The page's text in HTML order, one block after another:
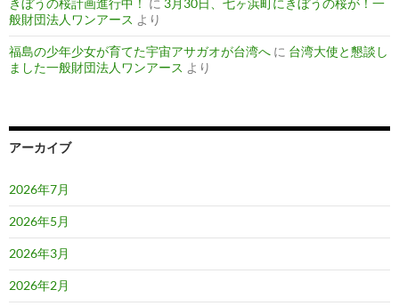
きぼうの桜計画進行中！ に 3月30日、七ヶ浜町にきぼうの桜が！一
般財団法人ワンアース より
福島の少年少女が育てた宇宙アサガオが台湾へ に 台湾大使と懇談し
ました一般財団法人ワンアース より
アーカイブ
2026年7月
2026年5月
2026年3月
2026年2月